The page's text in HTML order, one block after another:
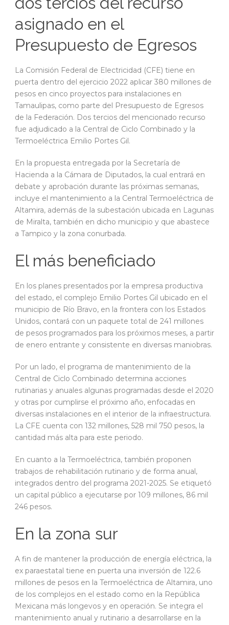
asignado en el
Presupuesto de Egresos
La Comisión Federal de Electricidad (CFE) tiene en
puerta dentro del ejercicio 2022 aplicar 380 millones de
pesos en cinco proyectos para instalaciones en
Tamaulipas, como parte del Presupuesto de Egresos
de la Federación. Dos tercios del mencionado recurso
fue adjudicado a la Central de Ciclo Combinado y la
Termoeléctrica Emilio Portes Gil.
En la propuesta entregada por la Secretaría de
Hacienda a la Cámara de Diputados, la cual entrará en
debate y aprobación durante las próximas semanas,
incluye el mantenimiento a la Central Termoeléctrica de
Altamira, además de la subestación ubicada en Lagunas
de Miralta, también en dicho municipio y que abastece
a Tampico y la zona conurbada.
El más beneficiado
En los planes presentados por la empresa productiva
del estado, el complejo Emilio Portes Gil ubicado en el
municipio de Río Bravo, en la frontera con los Estados
Unidos, contará con un paquete total de 241 millones
de pesos programados para los próximos meses, a partir
de enero entrante y consistente en diversas maniobras.
Por un lado, el programa de mantenimiento de la
Central de Ciclo Combinado determina acciones
rutinarias y anuales algunas programadas desde el 2020
y otras por cumplirse el próximo año, enfocadas en
diversas instalaciones en el interior de la infraestructura.
La CFE cuenta con 132 millones, 528 mil 750 pesos, la
cantidad más alta para este periodo.
En cuanto a la Termoeléctrica, también proponen
trabajos de rehabilitación rutinario y de forma anual,
integrados dentro del programa 2021-2025. Se etiquetó
un capital público a ejecutarse por 109 millones, 86 mil
246 pesos.
En la zona sur
A fin de mantener la producción de energía eléctrica, la
ex paraestatal tiene en puerta una inversión de 122.6
millones de pesos en la Termoeléctrica de Altamira, uno
de los complejos en el estado como en la República
Mexicana más longevos y en operación. Se integra el
mantenimiento anual y rutinario a desarrollarse en la